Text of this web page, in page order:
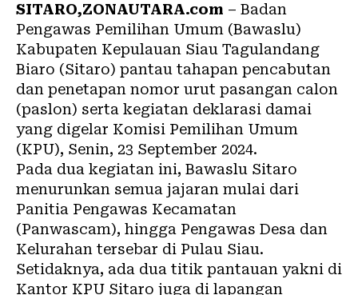
SITARO,ZONAUTARA.com – Badan
Pengawas Pemilihan Umum (Bawaslu)
Kabupaten Kepulauan Siau Tagulandang
Biaro (Sitaro) pantau tahapan pencabutan
dan penetapan nomor urut pasangan calon
(paslon) serta kegiatan deklarasi damai
yang digelar Komisi Pemilihan Umum
(KPU), Senin, 23 September 2024.
Pada dua kegiatan ini, Bawaslu Sitaro
menurunkan semua jajaran mulai dari
Panitia Pengawas Kecamatan
(Panwascam), hingga Pengawas Desa dan
Kelurahan tersebar di Pulau Siau.
Setidaknya, ada dua titik pantauan yakni di
Kantor KPU Sitaro juga di lapangan